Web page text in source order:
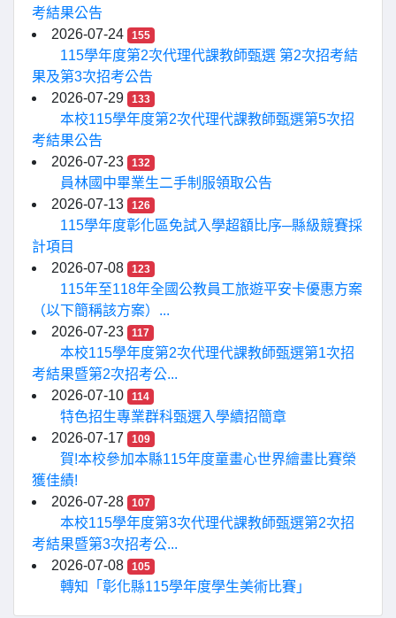
考結果公告
2026-07-24
155
115學年度第2次代理代課教師甄選 第2次招考結
果及第3次招考公告
2026-07-29
133
本校115學年度第2次代理代課教師甄選第5次招
考結果公告
2026-07-23
132
員林國中畢業生二手制服領取公告
2026-07-13
126
115學年度彰化區免試入學超額比序─縣級競賽採
計項目
2026-07-08
123
115年至118年全國公教員工旅遊平安卡優惠方案
（以下簡稱該方案）...
2026-07-23
117
本校115學年度第2次代理代課教師甄選第1次招
考結果暨第2次招考公...
2026-07-10
114
特色招生專業群科甄選入學續招簡章
2026-07-17
109
賀!本校參加本縣115年度童畫心世界繪畫比賽榮
獲佳績!
2026-07-28
107
本校115學年度第3次代理代課教師甄選第2次招
考結果暨第3次招考公...
2026-07-08
105
轉知「彰化縣115學年度學生美術比賽」